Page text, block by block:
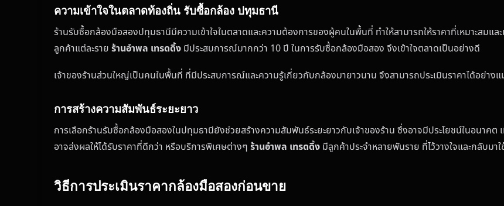
ความเข้าใจในตลาดท้องถิ่น รับซื้อกล้อง ปทุมธานี
ร้านรับซื้อกล้องมือสองปทุมธานีมีความเข้าใจในตลาดและความต้องการของผู้คนในพื้นที่ ทำให้สามารถให้ราคาที่เหมาะสมแ
ลูกค้าแต่ละราย ร้านอำพล เทรดดิ้ง มีประสบการณ์มากกว่า 10 ปี ในการรับซื้อกล้องมือสอง จึงเข้าใจตลาดเป็นอย่างดี
เจ้าของร้านส่วนใหญ่เป็นคนในพื้นที่ ที่มีประสบการณ์และความรู้เกี่ยวกับกล้องมายาวนาน จึงสามารถประเมินราคาได้อย่าง
การสร้างความสัมพันธ์ระยะยาว
การเลือกร้านรับซื้อกล้องมือสองในปทุมธานียังช่วยสร้างความสัมพันธ์ระยะยาวกับเจ้าของร้าน ซึ่งอาจมีประโยชน์ในอนา
อาจส่งผลให้ได้รับราคาที่ดีกว่า หรือบริการพิเศษต่างๆ ร้านอำพล เทรดดิ้ง มีลูกค้าประจำหลายพันราย ที่ไว้วางใจและกลับมา
วิธีการประเมินราคากล้องมือสองก่อนขาย